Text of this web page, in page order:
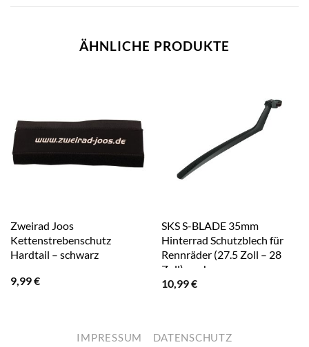
ÄHNLICHE PRODUKTE
Zweirad Joos
Kettenstrebenschutz
Hardtail – schwarz
9,99€
SKS S-BLADE 35mm
Hinterrad Schutzblech für
Rennräder (27.5 Zoll – 28
Zoll) – schwarz
10,99€
IMPRESSUM DATENSCHUTZ